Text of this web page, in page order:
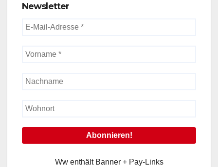
Newsletter
Ww enthält Banner + Pay-Links